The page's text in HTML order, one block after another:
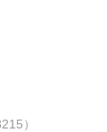
）